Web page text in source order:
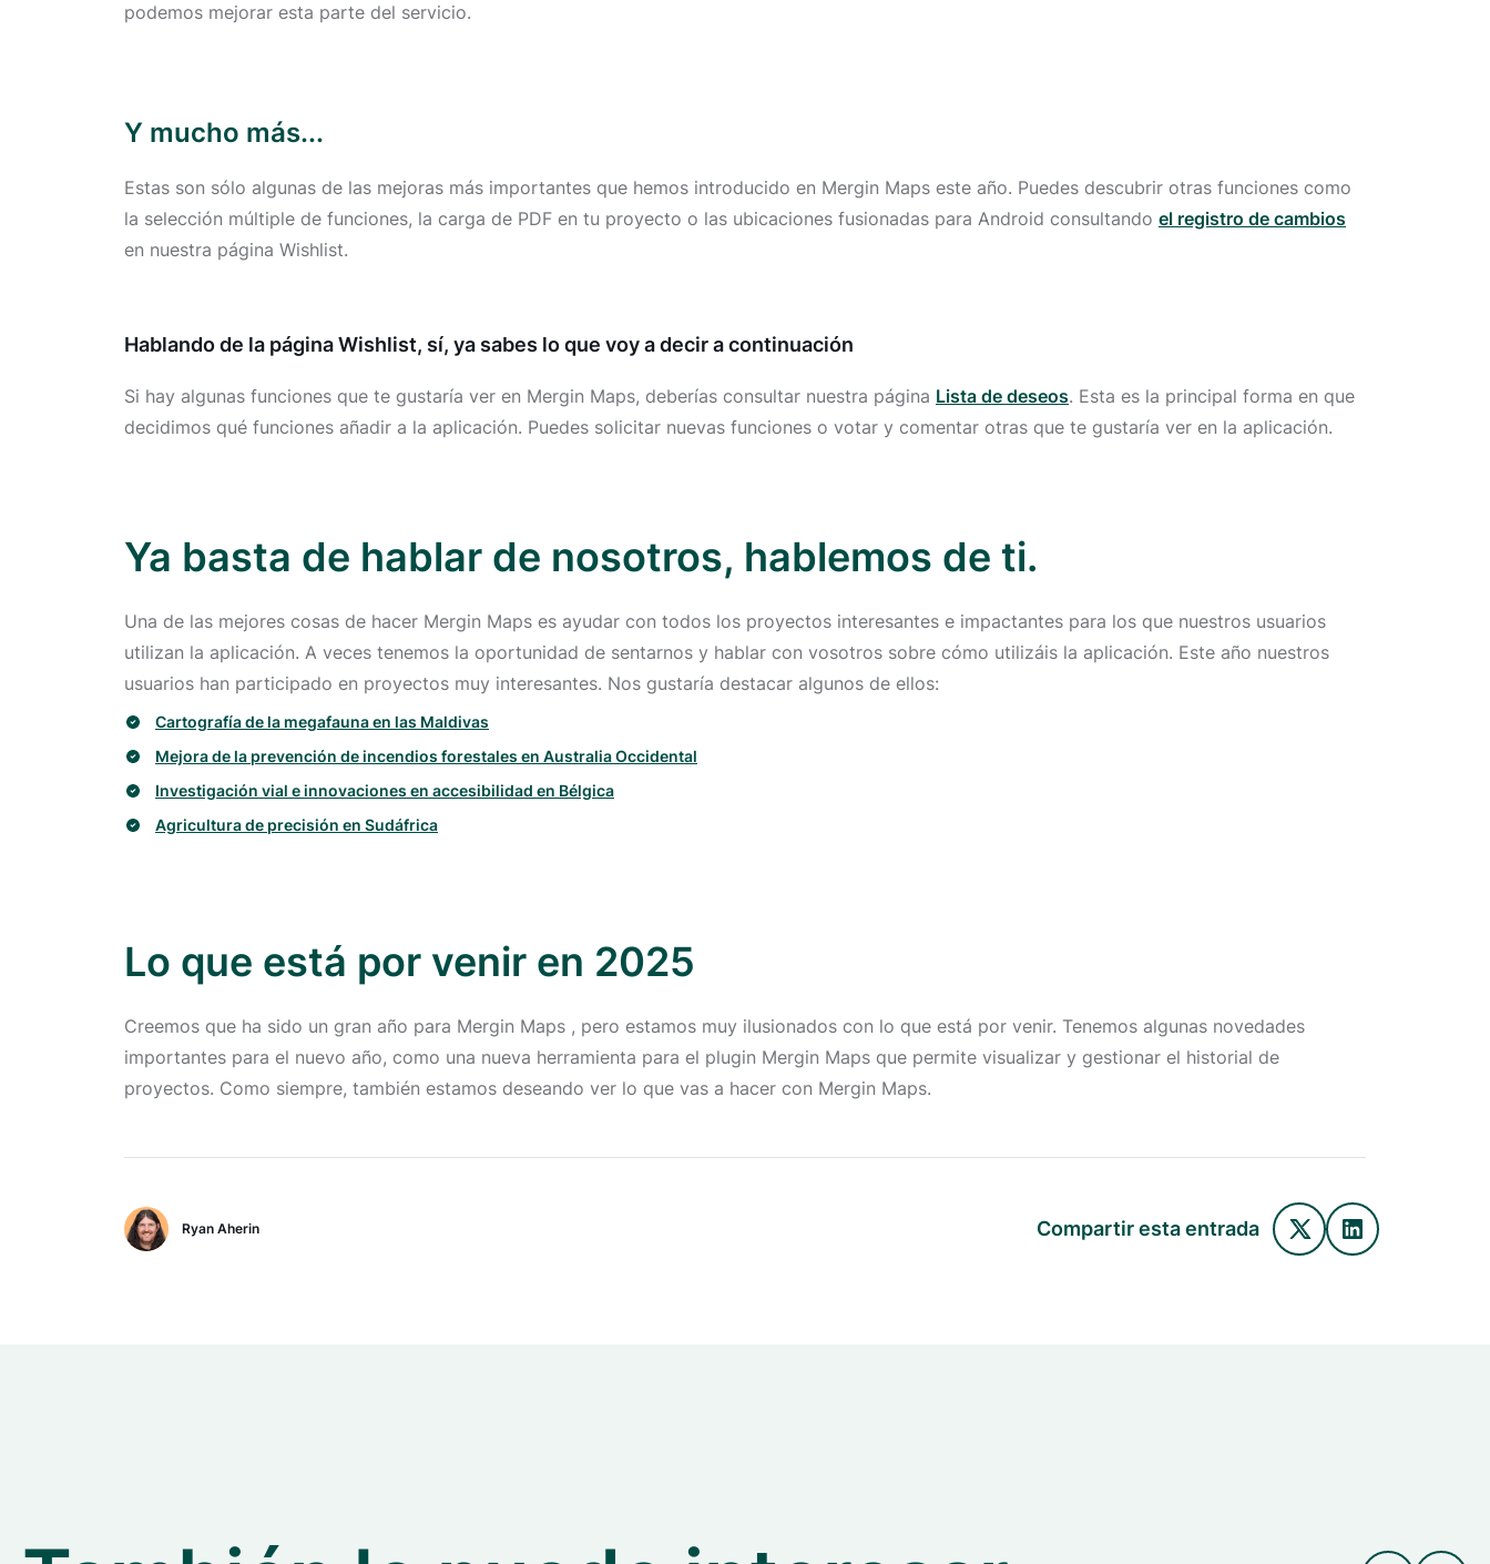
podemos mejorar esta parte del servicio.
Y mucho más...
Estas son sólo algunas de las mejoras más importantes que hemos introducido en Mergin Maps este año. Puedes descubrir otras funciones como
la selección múltiple de funciones, la carga de PDF en tu proyecto o las ubicaciones fusionadas para Android consultando el registro de cambios
en nuestra página Wishlist.
Hablando de la página Wishlist, sí, ya sabes lo que voy a decir a continuación
Si hay algunas funciones que te gustaría ver en Mergin Maps, deberías consultar nuestra página Lista de deseos. Esta es la principal forma en que
decidimos qué funciones añadir a la aplicación. Puedes solicitar nuevas funciones o votar y comentar otras que te gustaría ver en la aplicación.
Ya basta de hablar de nosotros, hablemos de ti.
Una de las mejores cosas de hacer Mergin Maps es ayudar con todos los proyectos interesantes e impactantes para los que nuestros usuarios
utilizan la aplicación. A veces tenemos la oportunidad de sentarnos y hablar con vosotros sobre cómo utilizáis la aplicación. Este año nuestros
usuarios han participado en proyectos muy interesantes. Nos gustaría destacar algunos de ellos:
Cartografía de la megafauna en las Maldivas
Mejora de la prevención de incendios forestales en Australia Occidental
Investigación vial e innovaciones en accesibilidad en Bélgica
Agricultura de precisión en Sudáfrica
Lo que está por venir en 2025
Creemos que ha sido un gran año para Mergin Maps , pero estamos muy ilusionados con lo que está por venir. Tenemos algunas novedades
importantes para el nuevo año, como una nueva herramienta para el plugin Mergin Maps que permite visualizar y gestionar el historial de
proyectos. Como siempre, también estamos deseando ver lo que vas a hacer con Mergin Maps.
Ryan Aherin Compartir esta entrada